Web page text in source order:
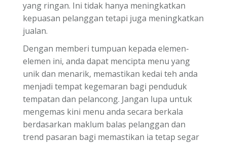
yang ringan. Ini tidak hanya meningkatkan
kepuasan pelanggan tetapi juga meningkatkan
jualan.
Dengan memberi tumpuan kepada elemen-
elemen ini, anda dapat mencipta menu yang
unik dan menarik, memastikan kedai teh anda
menjadi tempat kegemaran bagi penduduk
tempatan dan pelancong. Jangan lupa untuk
mengemas kini menu anda secara berkala
berdasarkan maklum balas pelanggan dan
trend pasaran bagi memastikan ia tetap segar